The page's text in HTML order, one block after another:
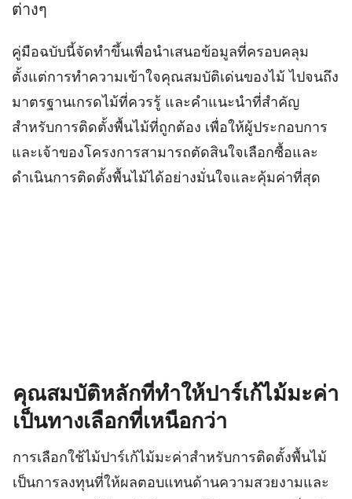
ต่างๆ
คู่มือฉบับนี้จัดทำขึ้นเพื่อนำเสนอข้อมูลที่ครอบคลุม
ตั้งแต่การทำความเข้าใจคุณสมบัติเด่นของไม้ ไปจนถึง
มาตรฐานเกรดไม้ที่ควรรู้ และคำแนะนำที่สำคัญ
สำหรับการติดตั้งพื้นไม้ที่ถูกต้อง เพื่อให้ผู้ประกอบการ
และเจ้าของโครงการสามารถตัดสินใจเลือกซื้อและ
ดำเนินการติดตั้งพื้นไม้ได้อย่างมั่นใจและคุ้มค่าที่สุด
คุณสมบัติหลักที่ทำให้ปาร์เก้ไม้มะค่า
เป็นทางเลือกที่เหนือกว่า
การเลือกใช้ไม้ปาร์เก้ไม้มะค่าสำหรับการติดตั้งพื้นไม้
เป็นการลงทุนที่ให้ผลตอบแทนด้านความสวยงามและ